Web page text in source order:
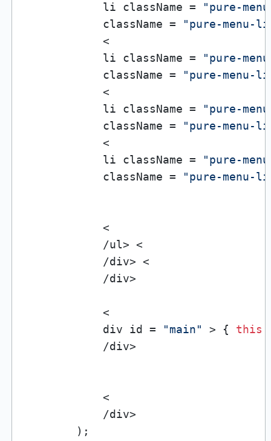
            li className =
"pure-
            className =
"pure-menu-
            <
            li className =
"pure-
            className =
"pure-menu-
            <
            li className =
"pure-
            className =
"pure-menu-
            <
            li className =
"pure-
            className =
"pure-menu-
            <
            /ul> <
            /div> <
            /div>
            <
            div id =
"main" > { this
            /div>
            <
            /div>
        );